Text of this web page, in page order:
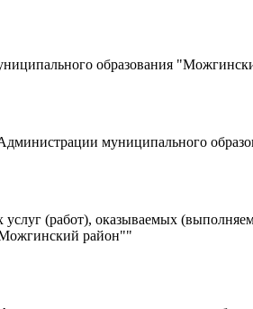
образования
муниципального
(работ), оказываемых
район""